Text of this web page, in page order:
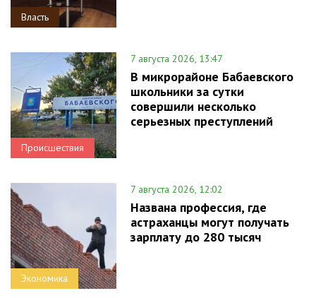
Власть
Происшествия
7 августа 2026, 13:47
В микрорайоне Бабаевского
школьники за сутки
совершили несколько
серьезных преступлений
Экономика
7 августа 2026, 12:02
Названа профессия, где
астраханцы могут получать
зарплату до 280 тысяч